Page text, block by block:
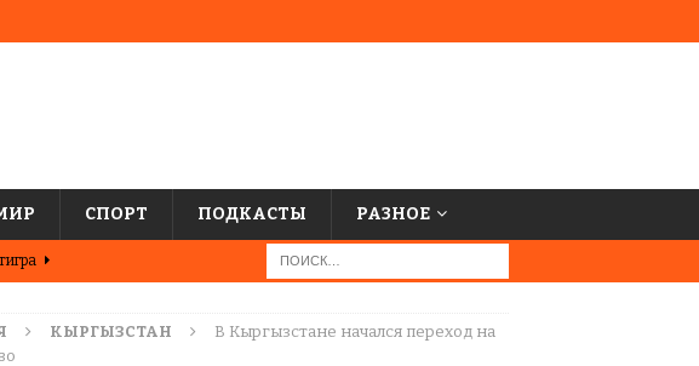
СПОРТ ПОДКАСТЫ РАЗНОЕ
КЫРГЫЗСТАН
В Кыргызстане начался переход на